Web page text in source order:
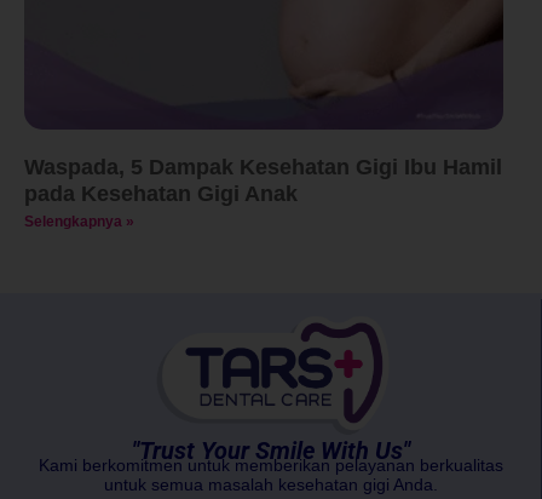
Waspada, 5 Dampak Kesehatan Gigi Ibu Hamil
pada Kesehatan Gigi Anak
Selengkapnya »
"Trust Your Smile With Us"
Kami berkomitmen untuk memberikan pelayanan berkualitas
untuk semua masalah kesehatan gigi Anda.